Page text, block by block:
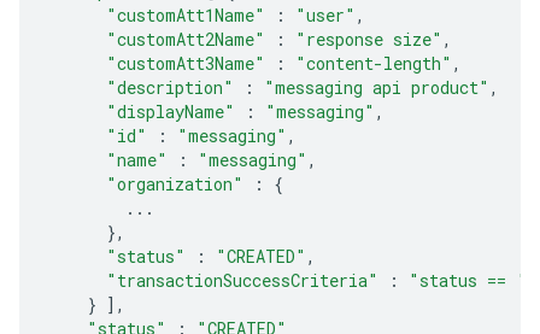
"customAtt1Name"
: "user" ,
"customAtt2Name"
: "response size" ,
"customAtt3Name"
: "content-length" ,
"description"
: "messaging api product" ,
"displayName"
: "messaging" ,
"id"
: "messaging" ,
"name"
: "messaging" ,
"organization"
:
{
...
},
"status"
: "CREATED" ,
"transactionSuccessCriteria"
:
"status ==
} ],
"status"
:
"CREATED"